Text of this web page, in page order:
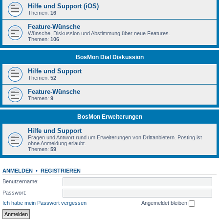
Hilfe und Support (iOS)
Themen: 16
Feature-Wünsche
Wünsche, Diskussion und Abstimmung über neue Features.
Themen: 106
BosMon Dial Diskussion
Hilfe und Support
Themen: 52
Feature-Wünsche
Themen: 9
BosMon Erweiterungen
Hilfe und Support
Fragen und Antwort rund um Erweiterungen von Drittanbietern. Posting ist
ohne Anmeldung erlaubt.
Themen: 59
ANMELDEN • REGISTRIEREN
Benutzername:
Passwort:
Ich habe mein Passwort vergessen
Angemeldet bleiben